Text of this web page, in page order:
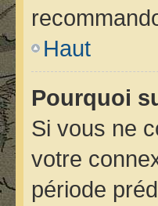
Haut
Pourquoi
Si vous ne
votre
période